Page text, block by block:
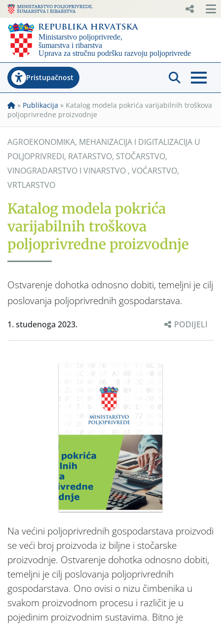
Pristupačnost
» Publikacija » Katalog modela pokrića varijabilnih troškova
poljoprivredne proizvodnje
AGROEKONOMIKA, MEHANIZACIJA I DIGITALIZACIJA U
POLJOPRIVREDI, RATARSTVO, STOČARSTVO,
VINOGRADARSTVO I VINARSTVO , VOĆARSTVO,
VRTLARSTVO
Katalog modela pokrića
varijabilnih troškova
poljoprivredne proizvodnje
Ostvarenje dohotka odnosno dobiti, temeljni je cilj
poslovanja poljoprivrednih gospodarstava.
1. studenoga 2023. PODIJELI
Na većini poljoprivrednih gospodarstava proizvodi
se veći broj proizvoda iz biljne i stočarske
proizvodnje. Ostvarenje dohotka odnosno dobiti,
temeljni je cilj poslovanja poljoprivrednih
gospodarstava. Ono ovisi o nizu čimbenika u
svakom proizvodnom procesu i različit je u
pojedinim proizvodnim sustavima. Bitno je